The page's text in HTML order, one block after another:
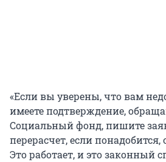
«Если вы уверены, что вам
имеете подтверждение,
Социальный фонд, пишите
перерасчет, если понадобится,
Это работает, и это законный